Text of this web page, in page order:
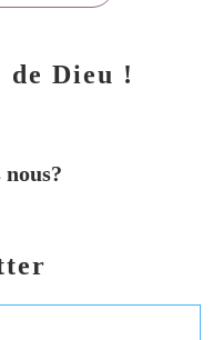
Dieu !